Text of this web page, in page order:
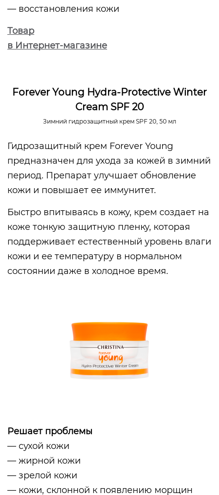
— восстановления кожи
Товар
в Интернет-магазине
Forever Young Hydra-Protective Winter
Cream SPF 20
Зимний гидрозащитный крем SPF 20, 50 мл
Гидрозащитный крем Forever Young
предназначен для ухода за кожей в зимний
период. Препарат улучшает обновление
кожи и повышает ее иммунитет.
Быстро впитываясь в кожу, крем создает на
коже тонкую защитную пленку, которая
поддерживает естественный уровень влаги
кожи и ее температуру в нормальном
состоянии даже в холодное время.
Решает проблемы
— сухой кожи
— жирной кожи
— зрелой кожи
— кожи, склонной к появлению морщин